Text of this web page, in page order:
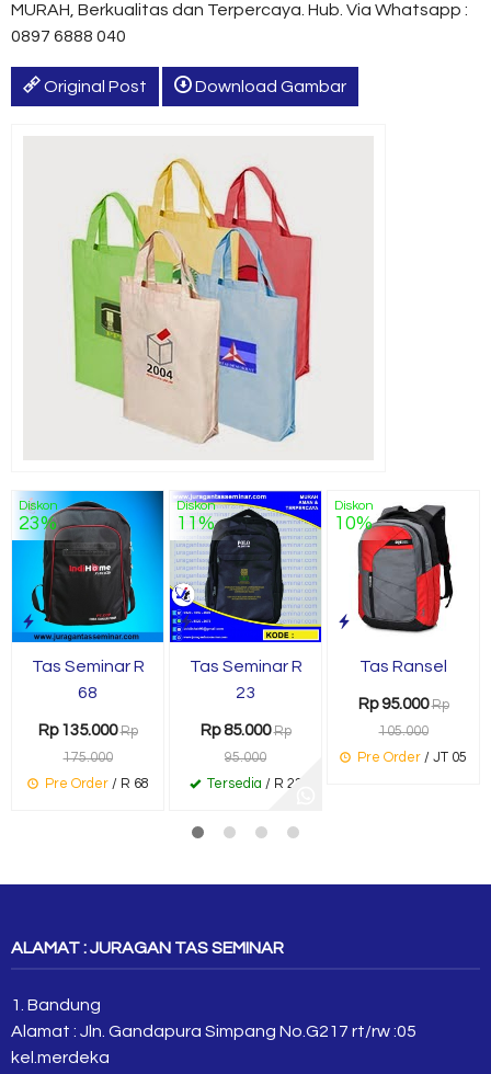
MURAH, Berkualitas dan Terpercaya. Hub. Via Whatsapp :
0897 6888 040
Original Post Download Gambar
Diskon
23%
Tas Seminar R
68
Rp 135.000 Rp
175.000
Pre Order/ R 68
Diskon
11%
Tas Seminar R
23
Rp 85.000 Rp
95.000
Tersedia / R 23
Diskon
10%
Tas Ransel
Rp 95.000 Rp
105.000
Pre Order / JT 05
ALAMAT : JURAGAN TAS SEMINAR
1. Bandung
Alamat : Jln. Gandapura Simpang No.G217 rt/rw :05
kel.merdeka